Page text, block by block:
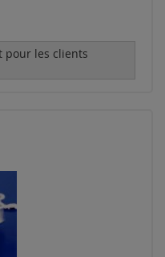
pour les clients